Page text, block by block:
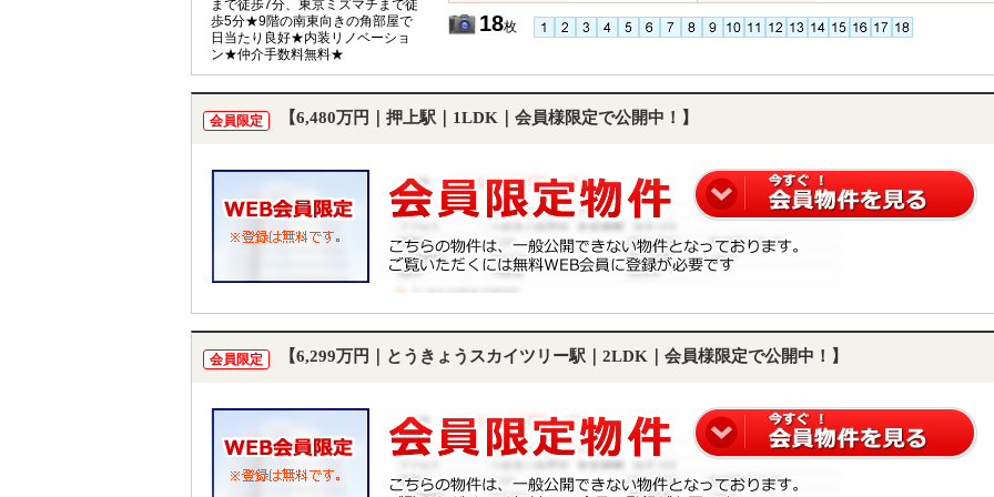
まで徒歩7分、東京ミズマチまで徒
歩5分★9階の南東向きの角部屋で
日当たり良好★内装リノベーショ
ン★仲介手数料無料★
18枚
会員限定 【6,480万円｜押上駅｜1LDK｜会員様限定で公開中！】
会員限定 【6,299万円｜とうきょうスカイツリー駅｜2LDK｜会員様限定で公開中！】